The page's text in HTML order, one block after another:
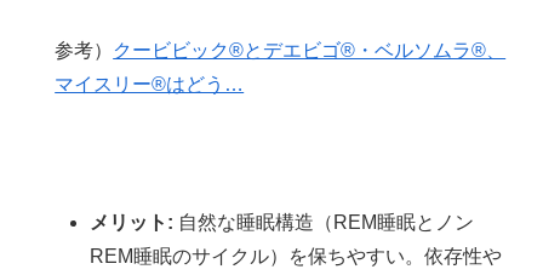
参考）
クービビック®とデエビゴ®・ベルソムラ®、
マイスリー®はどう…
メリット: 自然な睡眠構造（REM睡眠とノン
REM睡眠のサイクル）を保ちやすい。依存性や